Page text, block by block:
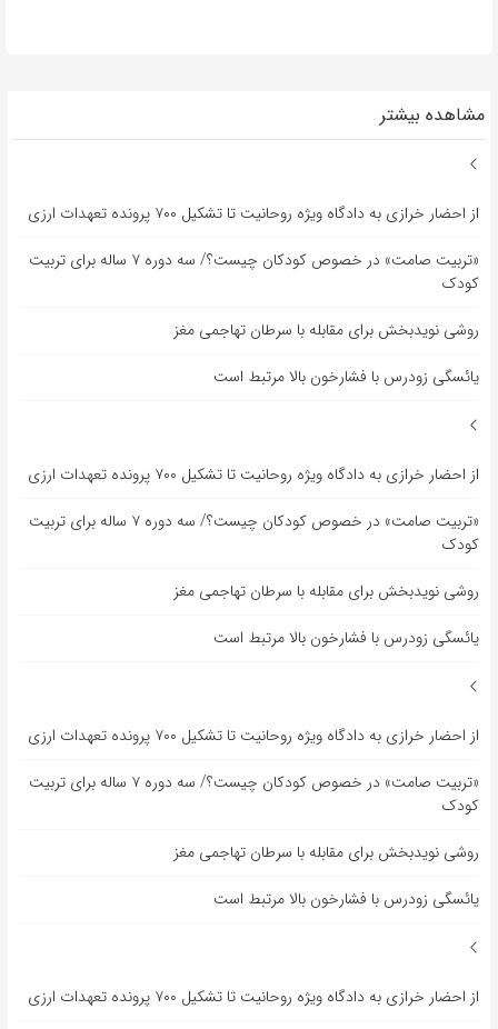
مشاهده بیشتر
از احضار خرازی به دادگاه ویژه روحانیت تا تشکیل ۷۰۰ پرونده تعهدات ارزی
«تربیت صامت» در خصوص کودکان چیست؟/ سه دوره ۷ ساله برای تربیت
کودک
روشی نویدبخش برای مقابله با سرطان تهاجمی مغز
یائسگی زودرس با فشارخون بالا مرتبط است
از احضار خرازی به دادگاه ویژه روحانیت تا تشکیل ۷۰۰ پرونده تعهدات ارزی
«تربیت صامت» در خصوص کودکان چیست؟/ سه دوره ۷ ساله برای تربیت
کودک
روشی نویدبخش برای مقابله با سرطان تهاجمی مغز
یائسگی زودرس با فشارخون بالا مرتبط است
از احضار خرازی به دادگاه ویژه روحانیت تا تشکیل ۷۰۰ پرونده تعهدات ارزی
«تربیت صامت» در خصوص کودکان چیست؟/ سه دوره ۷ ساله برای تربیت
کودک
روشی نویدبخش برای مقابله با سرطان تهاجمی مغز
یائسگی زودرس با فشارخون بالا مرتبط است
از احضار خرازی به دادگاه ویژه روحانیت تا تشکیل ۷۰۰ پرونده تعهدات ارزی